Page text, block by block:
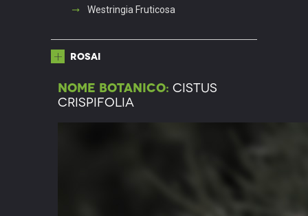
Westringia Fruticosa
Rosai
Nome botanico: Cistus
Crispifolia